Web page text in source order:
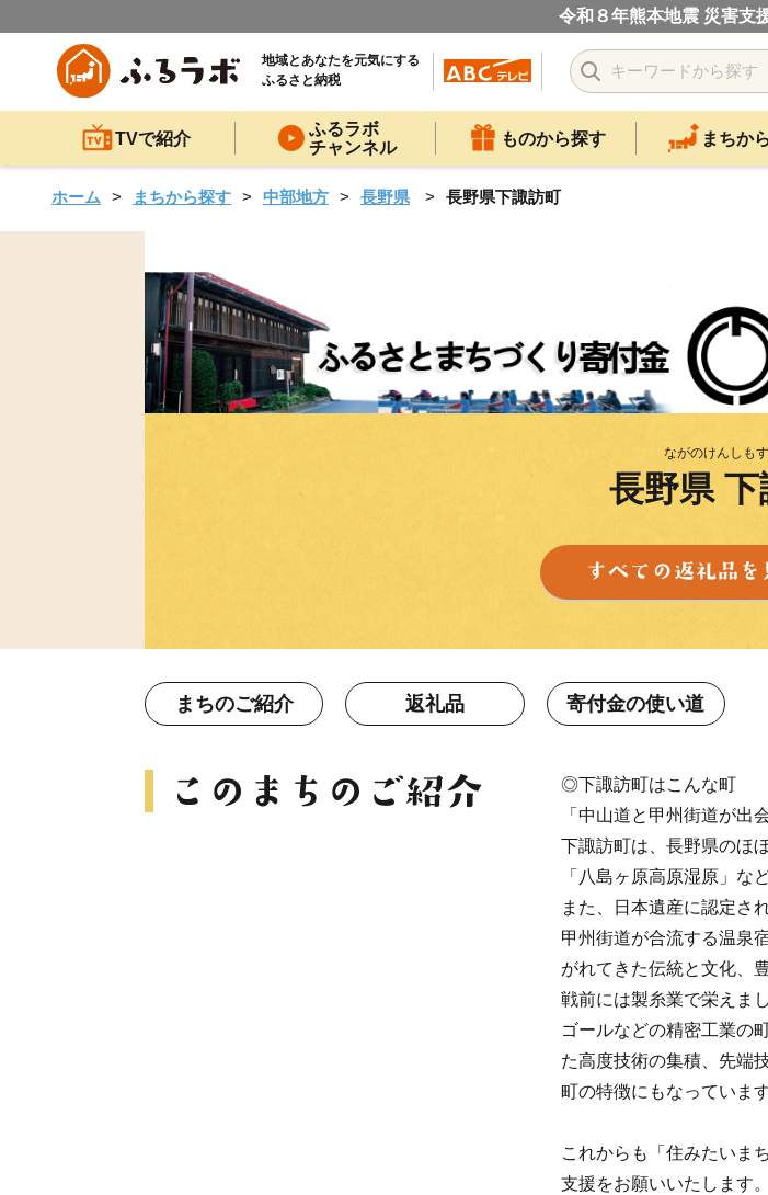
令和８年熊本地震 災害支
地域とあなたを元気にする
ふるさと納税
TVで紹介
ふるラボ
チャンネル
ものから探す まちか
ホーム まちから探す 中部地方 長野県 長野県下諏訪町
ながのけんしも
長野県
まちのご紹介 返礼品 寄付金の使い道
◎下諏訪町はこんな町
「中山道と甲州街道が出
下諏訪町は、長野県のほ
「八島ヶ原高原湿原」な
また、日本遺産に認定さ
甲州街道が合流する温泉
がれてきた伝統と文化、
戦前には製糸業で栄えま
ゴールなどの精密工業の
た高度技術の集積、先端
町の特徴にもなっています
これからも「住みたいま
支援をお願いいたします。